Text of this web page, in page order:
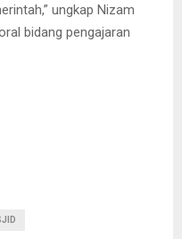
ungkap Nizam
bidang pengajaran